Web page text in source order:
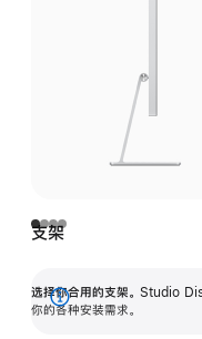
支架
选择你合用的支架。 Studio
你的各种安装需求。
展